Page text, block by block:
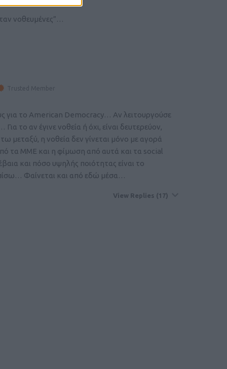
νοθευμένες”…
Trusted Member
για το American Democracy… Αν λειτουργούσε
το αν έγινε νοθεία ή όχι, είναι δευτερεύον,
μεταξύ, η νοθεία δεν γίνεται μόνο με αγορά
τα ΜΜΕ και η φίμωση από αυτά και τα social
και πόσο υψηλής ποιότητας είναι το
Φαίνεται και από εδώ μέσα…
View Replies (17)